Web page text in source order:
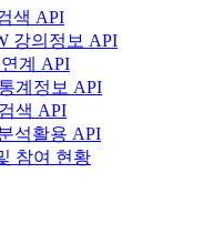
색 API
강의정보 API
계 API
계정보 API
색 API
석활용 API
참여 현황